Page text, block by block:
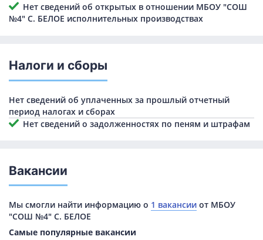
Нет сведений об открытых в отношении МБОУ "СОШ
№4" С. БЕЛОЕ исполнительных производствах
Налоги и сборы
Нет сведений об уплаченных за прошлый отчетный
период налогах и сборах
Нет сведений о задолженностях по пеням и штрафам
Вакансии
Мы смогли найти информацию о 1 вакансии от МБОУ
"СОШ №4" С. БЕЛОЕ
Самые популярные вакансии